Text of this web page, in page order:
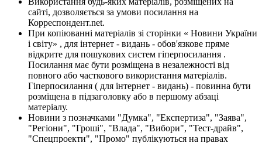
сайті, дозволяється за умови посилання на
Корреспондент.net.
При копіюванні матеріалів зі сторінки « Новини України
і світу» , для інтернет - видань - обов'язкове пряме
відкрите для пошукових систем гіперпосилання .
Посилання має бути розміщена в незалежності від
повного або часткового використання матеріалів.
Гіперпосилання ( для інтернет - видань) - повинна бути
розміщена в підзаголовку або в першому абзаці
матеріалу.
Новини з позначками "Думка", "Експертиза", "Заява",
"Регіони", "Гроші", "Влада", "Вибори", "Тест-драйв",
"Спецпроекти", "Промо" публікуються на правах